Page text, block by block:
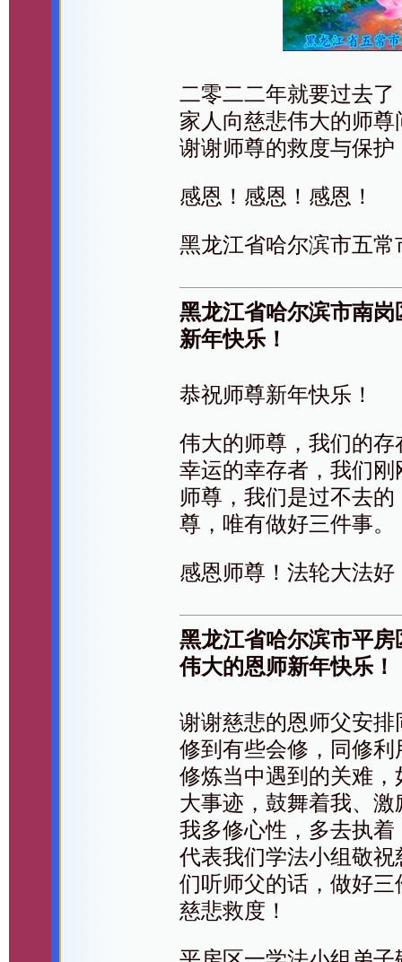
二零二二年就要过去
家人向慈悲伟大的师
谢谢师尊的救度与保
感恩！感恩！感恩！
黑龙江省哈尔滨市五
黑龙江省哈尔滨市南
新年快乐！
恭祝师尊新年快乐！
伟大的师尊，我们的
幸运的幸存者，我们
师尊，我们是过不去
尊，唯有做好三件事。
感恩师尊！法轮大法
黑龙江省哈尔滨市平
伟大的恩师新年快乐！
谢谢慈悲的恩师父安
修到有些会修，同修
修炼当中遇到的关难
大事迹，鼓舞着我、
我多修心性，多去执
代表我们学法小组敬
们听师父的话，做好
慈悲救度！